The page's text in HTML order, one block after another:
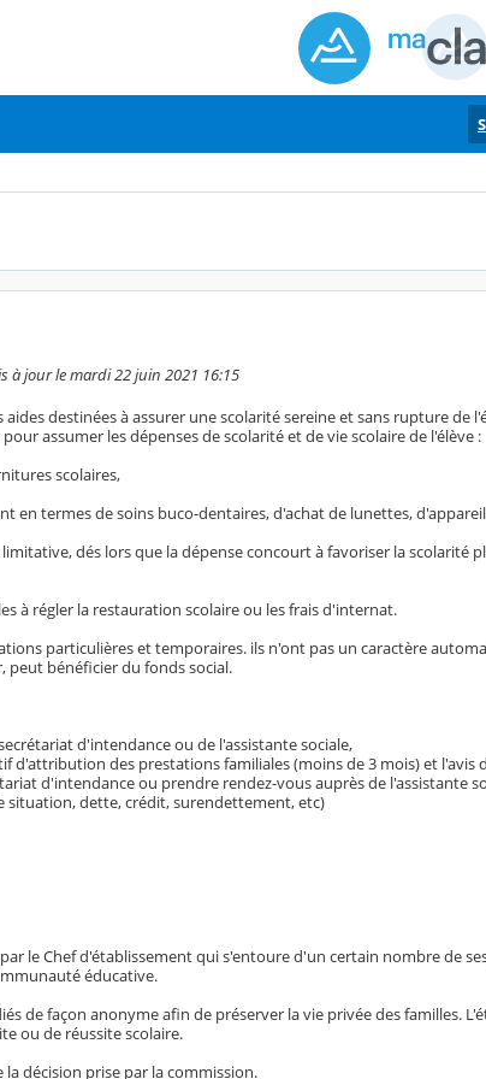
à jour le mardi 22 juin 2021 16:15
aides destinées à assurer une scolarité sereine et sans rupture de
assumer les dépenses de scolarité et de vie scolaire de l'élève :
scolaires,
en termes de soins buco-dentaires, d'achat de lunettes,
dés lors que la dépense concourt à favoriser la scolarité
à régler la restauration scolaire ou les frais d'internat.
particulières et temporaires. ils n'ont pas un caractère
peut bénéficier du fonds social.
d'intendance ou de l'assistante sociale,
d'attribution des prestations familiales (moins de 3 mois) et
d'intendance ou prendre rendez-vous auprès de l'assistante
situation, dette, crédit, surendettement, etc)
le Chef d'établissement qui s'entoure d'un certain nombre de
éducative.
de façon anonyme afin de préserver la vie privée des familles.
ou de réussite scolaire.
décision prise par la commission.